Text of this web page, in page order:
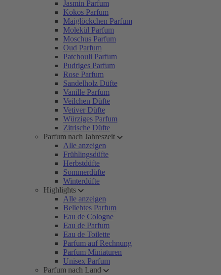
Jasmin Parfum
Kokos Parfum
Maiglöckchen Parfum
Molekül Parfum
Moschus Parfum
Oud Parfum
Patchouli Parfum
Pudriges Parfum
Rose Parfum
Sandelholz Düfte
Vanille Parfum
Veilchen Düfte
Vetiver Düfte
Würziges Parfum
Zitrische Düfte
Parfum nach Jahreszeit
Alle anzeigen
Frühlingsdüfte
Herbstdüfte
Sommerdüfte
Winterdüfte
Highlights
Alle anzeigen
Beliebtes Parfum
Eau de Cologne
Eau de Parfum
Eau de Toilette
Parfum auf Rechnung
Parfum Miniaturen
Unisex Parfum
Parfum nach Land